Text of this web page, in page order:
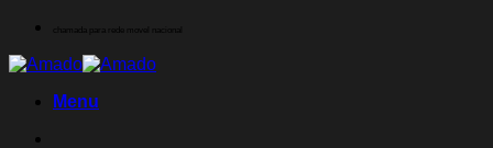
Menu